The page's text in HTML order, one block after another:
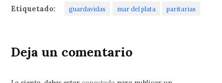
Etiquetado: guardavidas mar del plata paritarias
Deja un comentario